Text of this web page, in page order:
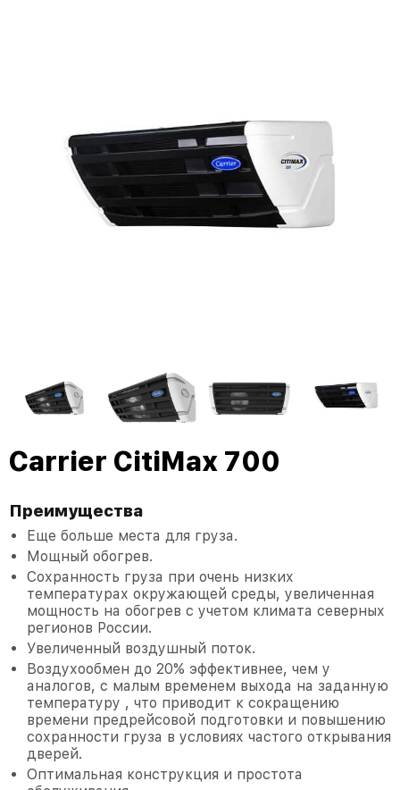
Carrier CitiMax 700
Преимущества
Еще больше места для груза.
Мощный обогрев.
Сохранность груза при очень низких
температурах окружающей среды, увеличенная
мощность на обогрев с учетом климата северных
регионов России.
Увеличенный воздушный поток.
Воздухообмен до 20% эффективнее, чем у
аналогов, с малым временем выхода на заданную
температуру , что приводит к сокращению
времени предрейсовой подготовки и повышению
сохранности груза в условиях частого открывания
дверей.
Оптимальная конструкция и простота